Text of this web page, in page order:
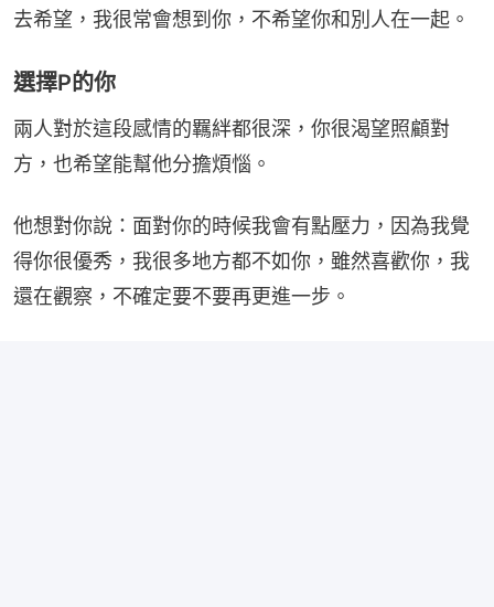
去希望，我很常會想到你，不希望你和別人在一起。
選擇P的你
兩人對於這段感情的羈絆都很深，你很渴望照顧對
方，也希望能幫他分擔煩惱。
他想對你說：面對你的時候我會有點壓力，因為我覺
得你很優秀，我很多地方都不如你，雖然喜歡你，我
還在觀察，不確定要不要再更進一步。